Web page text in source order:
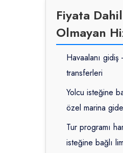
Fiyata Dahil
Olmayan
Havaalanı gidiş
transferleri
Yolcu isteğine
özel marina
Tur programı
isteğine bağlı